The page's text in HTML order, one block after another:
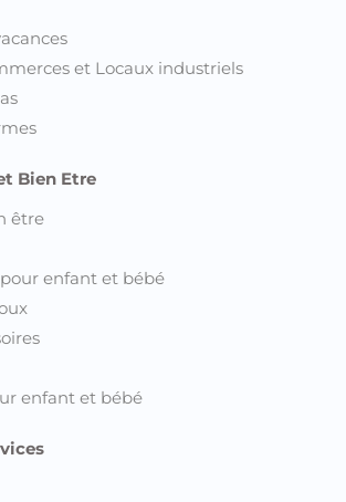
et Locaux industriels
Bien Etre
être
enfant et bébé
enfant et bébé